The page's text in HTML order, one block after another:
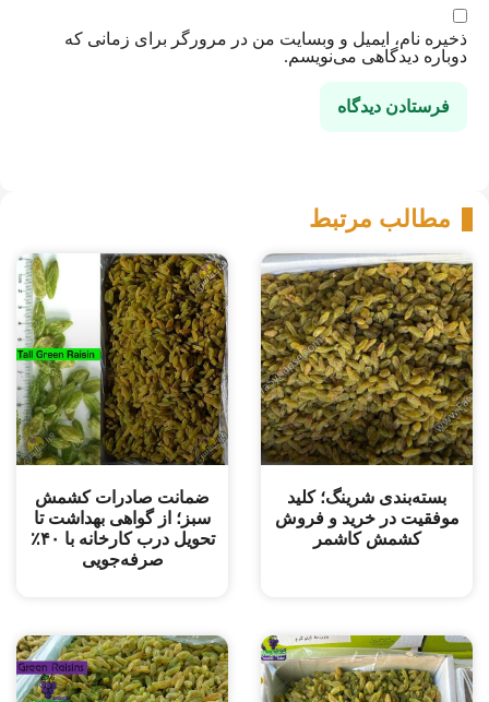
ذخیره نام، ایمیل و وبسایت من در مرورگر برای زمانی که
دوباره دیدگاهی می‌نویسم.
مطالب مرتبط
بسته‌بندی شرینگ؛ کلید
موفقیت در خرید و فروش
کشمش کاشمر
ضمانت صادرات کشمش
سبز؛ از گواهی بهداشت تا
تحویل درب کارخانه با ۴۰٪
صرفه‌جویی